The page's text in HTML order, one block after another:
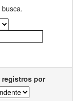
registros por